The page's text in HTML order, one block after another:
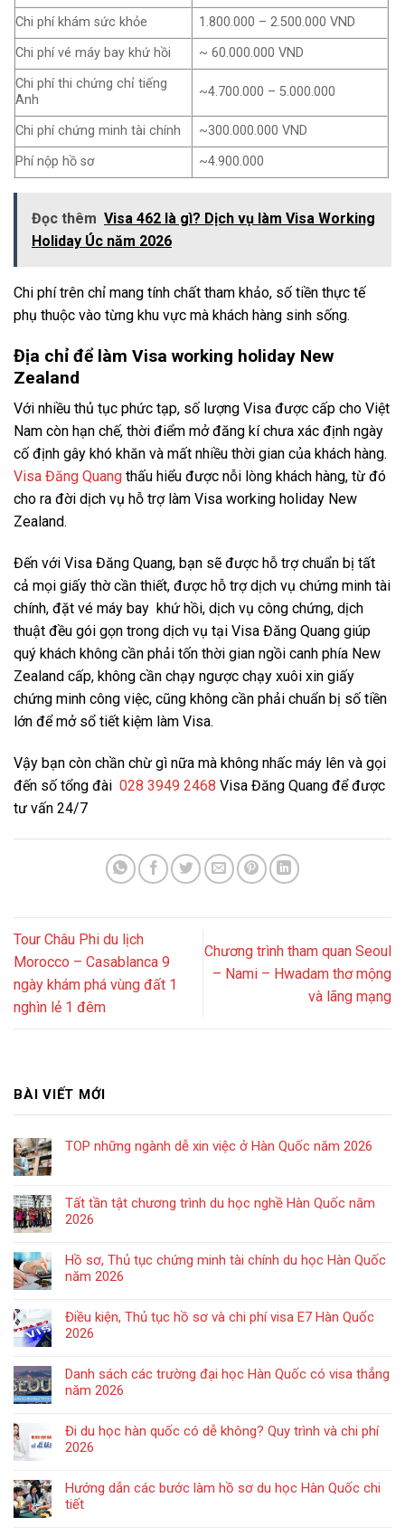
Chi phí khám sức khỏe
1.800.000 – 2.500.000 VND
Chi phí vé máy bay khứ hồi
~ 60.000.000 VND
Chi phí thi chứng chỉ tiếng
Anh
~4.700.000 – 5.000.000
Chi phí chứng minh tài chính
~300.000.000 VND
Phí nộp hồ sơ
~4.900.000
Đọc thêm Visa 462 là gì? Dịch vụ làm Visa Working
Holiday Úc năm 2026
Chi phí trên chỉ mang tính chất tham khảo, số tiền thực tế
phụ thuộc vào từng khu vực mà khách hàng sinh sống.
Địa chỉ để làm Visa working holiday New
Zealand
Với nhiều thủ tục phức tạp, số lượng Visa được cấp cho Việt
Nam còn hạn chế, thời điểm mở đăng kí chưa xác định ngày
cố định gây khó khăn và mất nhiều thời gian của khách hàng.
Visa Đăng Quang thấu hiểu được nỗi lòng khách hàng, từ đó
cho ra đời dịch vụ hỗ trợ làm Visa working holiday New
Zealand.
Đến với Visa Đăng Quang, bạn sẽ được hỗ trợ chuẩn bị tất
cả mọi giấy thờ cần thiết, được hỗ trợ dịch vụ chứng minh tài
chính, đặt vé máy bay khứ hồi, dịch vụ công chứng, dịch
thuật đều gói gọn trong dịch vụ tại Visa Đăng Quang giúp
quý khách không cần phải tốn thời gian ngồi canh phía New
Zealand cấp, không cần chạy ngược chạy xuôi xin giấy
chứng minh công việc, cũng không cần phải chuẩn bị số tiền
lớn để mở sổ tiết kiệm làm Visa.
Vậy bạn còn chần chừ gì nữa mà không nhấc máy lên và gọi
đến số tổng đài 028 3949 2468 Visa Đăng Quang để được
tư vấn 24/7
Tour Châu Phi du lịch
Morocco – Casablanca 9
ngày khám phá vùng đất 1
nghìn lẻ 1 đêm
Chương trình tham quan Seoul
– Nami – Hwadam thơ mộng
và lãng mạng
BÀI VIẾT MỚI
TOP những ngành dễ xin việc ở Hàn Quốc năm 2026
Tất tần tật chương trình du học nghề Hàn Quốc năm
2026
Hồ sơ, Thủ tục chứng minh tài chính du học Hàn Quốc
năm 2026
Điều kiện, Thủ tục hồ sơ và chi phí visa E7 Hàn Quốc
2026
Danh sách các trường đại học Hàn Quốc có visa thẳng
năm 2026
Đi du học hàn quốc có dễ không? Quy trình và chi phí
2026
Hướng dẫn các bước làm hồ sơ du học Hàn Quốc chi
tiết